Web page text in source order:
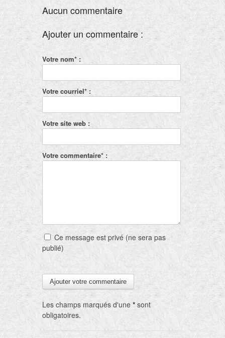
Aucun commentaire
Ajouter un commentaire :
Votre nom* :
Votre courriel* :
Votre site web :
Votre commentaire* :
Ce message est privé (ne sera pas
publié)
Les champs marqués d'une * sont
obligatoires.